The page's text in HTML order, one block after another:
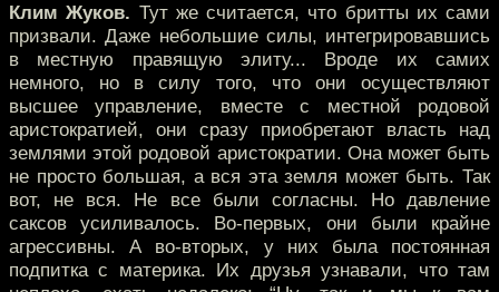
Клим Жуков. Тут же считается, что бритты их сами
призвали. Даже небольшие силы, интегрировавшись
в местную правящую элиту... Вроде их самих
немного, но в силу того, что они осуществляют
высшее управление, вместе с местной родовой
аристократией, они сразу приобретают власть над
землями этой родовой аристократии. Она может быть
не просто большая, а вся эта земля может быть. Так
вот, не вся. Не все были согласны. Но давление
саксов усиливалось. Во-первых, они были крайне
агрессивны. А во-вторых, у них была постоянная
подпитка с материка. Их друзья узнавали, что там